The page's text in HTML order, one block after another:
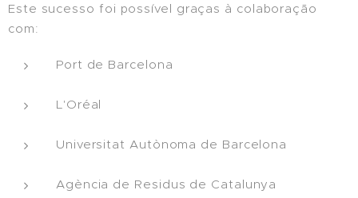
Este sucesso foi possível graças à colaboração
com:
Port de Barcelona
L'Oréal
Universitat Autònoma de Barcelona
Agència de Residus de Catalunya